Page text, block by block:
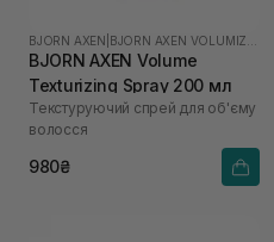
BJORN AXEN
BJORN AXEN Volume
Texturizing Spray 200 мл
Текстуруючий спрей для об'єму
волосся
980₴